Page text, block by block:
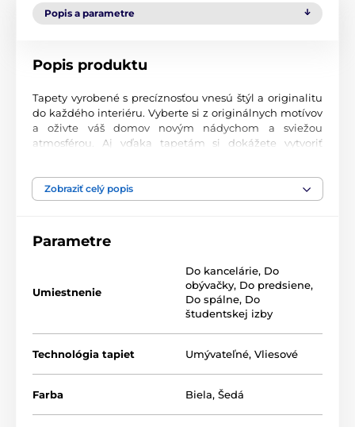
Popis a parametre
Popis produktu
Tapety vyrobené s precíznosťou vnesú štýl a originalitu
do každého interiéru. Vyberte si z originálnych motívov
a oživte váš domov novým nádychom a sviežou
atmosférou. Aj vďaka tapetám si dokážete vytvoriť
Najvyššia kvalita tlače
miestnosti. Tlačia sa na kvalitný vlies s jemným
technológii sa vyznačujú výbornou odolnosťou a
farebnou stálosťou.
výška)
Tapety sú vyrábané v rôznych veľkostiach, pričom každá
z nich pozostáva z pásov širokých 49 cm.
Zobraziť celý popis
Parametre
Umiestnenie
Do kancelárie, Do
obývačky, Do predsiene,
Do spálne, Do
študentskej izby
Technológia tapiet Umývateľné, Vliesové
Farba Biela, Šedá